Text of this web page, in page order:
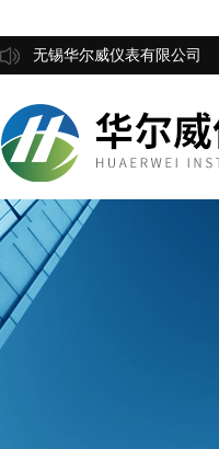
无锡华尔威仪表有限公司